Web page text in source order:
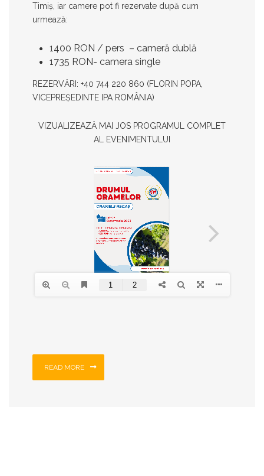
Timiș, iar camere pot fi rezervate după cum
urmează:
1400 RON / pers – cameră dublă
1735 RON- camera single
REZERVĂRI: +40 744 220 860 (FLORIN POPA,
VICEPREȘEDINTE IPA ROMÂNIA)
VIZUALIZEAZĂ MAI JOS PROGRAMUL COMPLET
AL EVENIMENTULUI
READ MORE